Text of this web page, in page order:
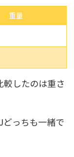
重量
較したのは重さ
どっちも一緒で